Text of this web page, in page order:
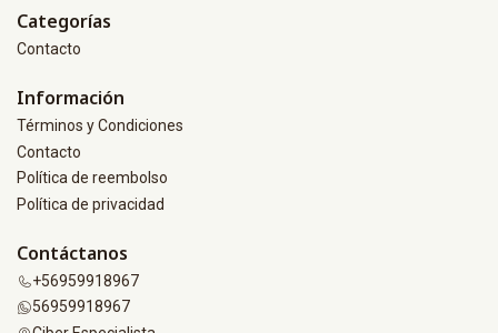
Categorías
Contacto
Información
Términos y Condiciones
Contacto
Política de reembolso
Política de privacidad
Contáctanos
+56959918967
56959918967